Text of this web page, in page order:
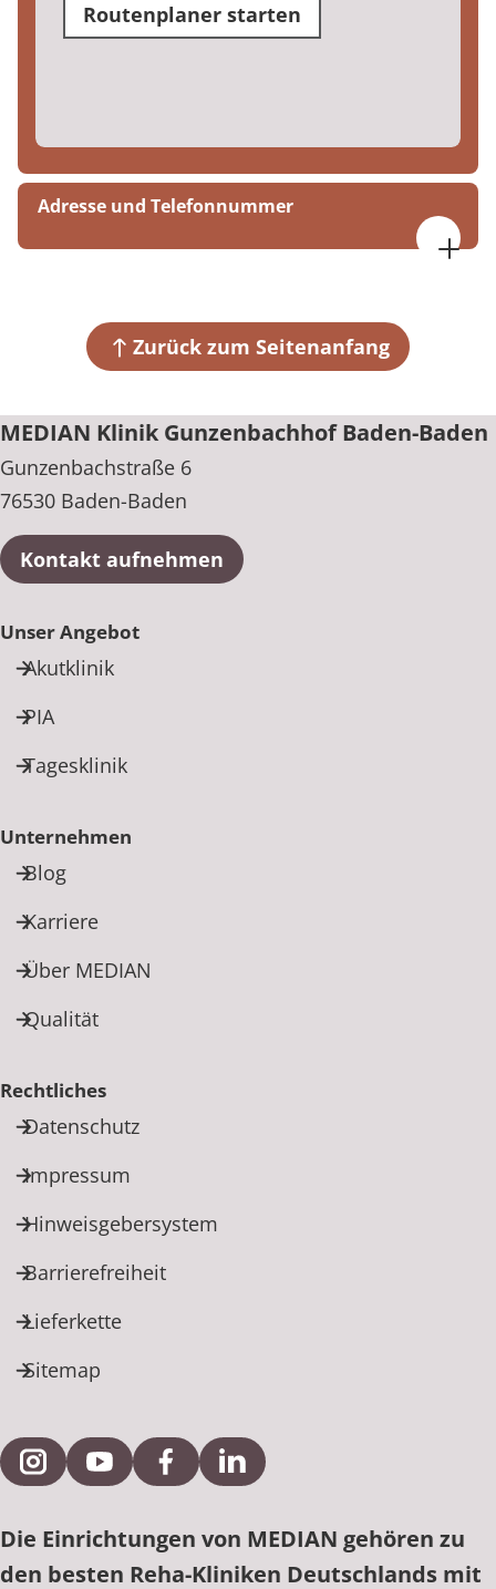
Routenplaner starten
Adresse und Telefonnummer
+49 7221 936-0
Zurück zum Seitenanfang
MEDIAN Klinik Gunzenbachhof Baden-Baden
Gunzenbachstraße 6
76530 Baden-Baden
Kontakt aufnehmen
Unser Angebot
Akutklinik
PIA
Tagesklinik
Unternehmen
Blog
Karriere
Über MEDIAN
Qualität
Rechtliches
Datenschutz
Impressum
Hinweisgebersystem
Barrierefreiheit
Lieferkette
Sitemap
Externe Verlinkung zu Instagram
Externe Verlinkung zu YouTube
Externe Verlinkung zu Facebook
Externe Verlinkung zu
Die Einrichtungen von MEDIAN gehören zu
den besten Reha-Kliniken Deutschlands mit